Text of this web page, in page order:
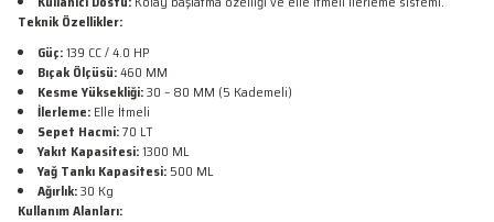
Teknik Özellikler:
Güç:139 CC / 4.0 HP
Bıçak Ölçüsü:460 MM
Kesme Yüksekliği:30 – 80 MM (5 Kademeli)
İlerleme: Elle İtmeli
Sepet Hacmi:70 LT
Yakıt Kapasitesi:1300 ML
Yağ Tankı Kapasitesi: 500 ML
Ağırlık:30 Kg
Kullanım Alanları: